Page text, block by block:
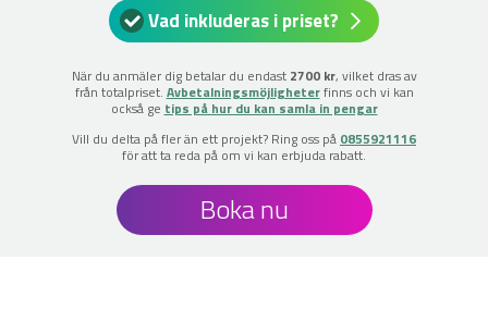
Vad inkluderas i priset?
När du anmäler dig betalar du endast 2700 kr, vilket dras av
från totalpriset. Avbetalningsmöjligheterfinns och vi kan
också ge tips på hur du kan samla in pengar
Vill du delta på fler än ett projekt? Ring oss på 0855921116
för att ta reda på om vi kan erbjuda rabatt.
Boka nu